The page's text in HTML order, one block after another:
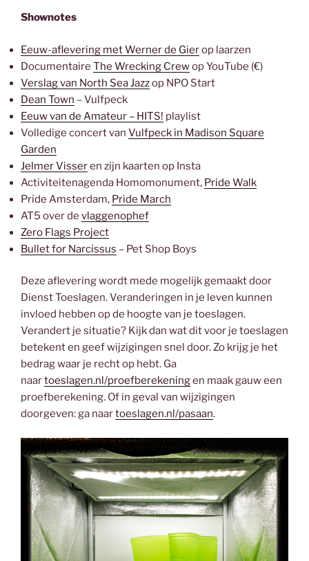
Shownotes
Eeuw-aflevering met Werner de Gierop laarzen
Documentaire The Wrecking Crewop YouTube (€)
Verslag van North Sea Jazzop NPO Start
Dean Town – Vulfpeck
Eeuw van de Amateur – HITS! playlist
Volledige concert van Vulfpeck in Madison Square
Garden
Jelmer Visseren zijn kaarten op Insta
Activiteitenagenda Homomonument, Pride Walk
Pride Amsterdam, Pride March
AT5 over de vlaggenophef
Zero Flags Project
Bullet for Narcissus – Pet Shop Boys
Deze aflevering wordt mede mogelijk gemaakt door
Dienst Toeslagen. Veranderingen in je leven kunnen
invloed hebben op de hoogte van je toeslagen.
Verandert je situatie? Kijk dan wat dit voor je toeslagen
betekent en geef wijzigingen snel door. Zo krijg je het
bedrag waar je recht op hebt. Ga
naartoeslagen.nl/proefberekeningen maak gauw een
proefberekening. Of in geval van wijzigingen
doorgeven: ga naartoeslagen.nl/pasaan.